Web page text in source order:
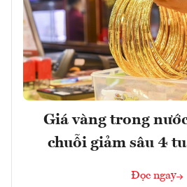
Giá vàng trong
chuỗi giảm sâu 4
Đọc ngay